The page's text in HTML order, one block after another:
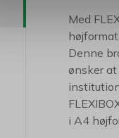
Med
Denne
ønsker
i A4